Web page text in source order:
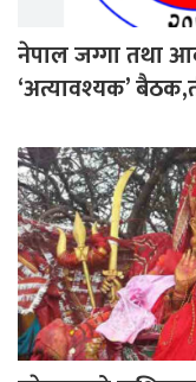
नेपाल जग्गा तथा
‘अत्यावश्यक’